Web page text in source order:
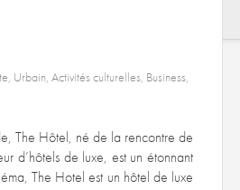
Urbain, Activités culturelles, Business,
The Hôtel, né de la rencontre de
d’hôtels de luxe, est un étonnant
The Hotel est un hôtel de luxe